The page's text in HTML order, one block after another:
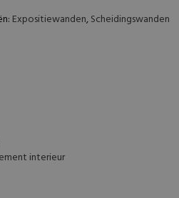
interieur
Expositiewanden,Scheidingswanden